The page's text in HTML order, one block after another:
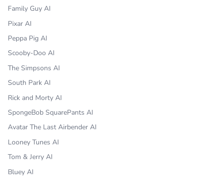
Family Guy AI
Pixar AI
Peppa Pig AI
Scooby-Doo AI
The Simpsons AI
South Park AI
Rick and Morty AI
SpongeBob SquarePants AI
Avatar The Last Airbender AI
Looney Tunes AI
Tom & Jerry AI
Bluey AI